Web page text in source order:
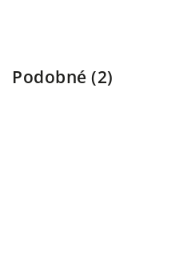
Podobné (2)